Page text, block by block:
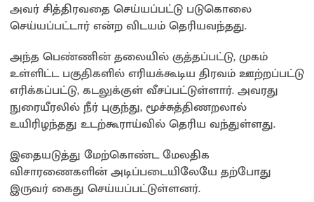
அவர் சித்திரவதை செய்யப்பட்டு படுகொலை
செய்யப்பட்டார் என்ற விடயம் தெரியவந்தது.
அந்த பெண்ணின் தலையில் குத்தப்பட்டு, முகம்
உள்ளிட்ட பகுதிகளில் எரியக்கூடிய திரவம் ஊற்றப்பட்டு
எரிக்கப்பட்டு, கடலுக்குள் வீசப்பட்டுள்ளார். அவரது
நுரையீரலில் நீர் புகுந்து, மூச்சுத்திணறலால்
உயிரிழந்தது உடற்கூராய்வில் தெரிய வந்துள்ளது.
இதையடுத்து மேற்கொண்ட மேலதிக
விசாரணைகளின் அடிப்படையிலேயே தற்போது
இருவர் கைது செய்யப்பட்டுள்ளனர்.